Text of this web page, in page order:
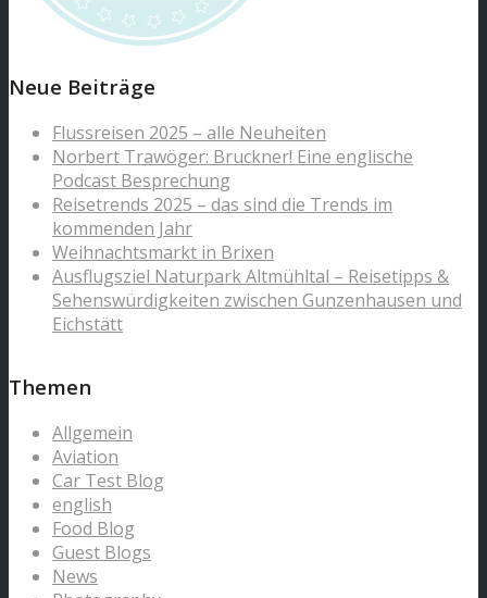
Neue Beiträge
Flussreisen 2025 – alle Neuheiten
Norbert Trawöger: Bruckner! Eine englische
Podcast Besprechung
Reisetrends 2025 – das sind die Trends im
kommenden Jahr
Weihnachtsmarkt in Brixen
Ausflugsziel Naturpark Altmühltal – Reisetipps &
Sehenswürdigkeiten zwischen Gunzenhausen und
Eichstätt
Themen
Allgemein
Aviation
Car Test Blog
english
Food Blog
Guest Blogs
News